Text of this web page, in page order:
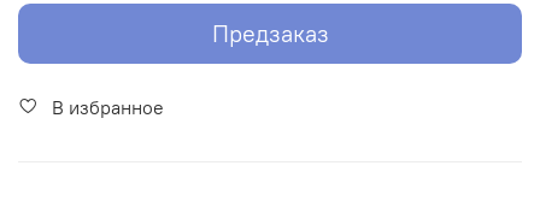
Предзаказ
В избранное